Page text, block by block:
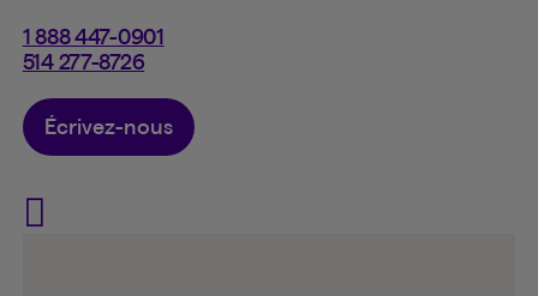
1 888 447-0901
514 277-8726
Écrivez-nous
Visit Assurances Gélineau